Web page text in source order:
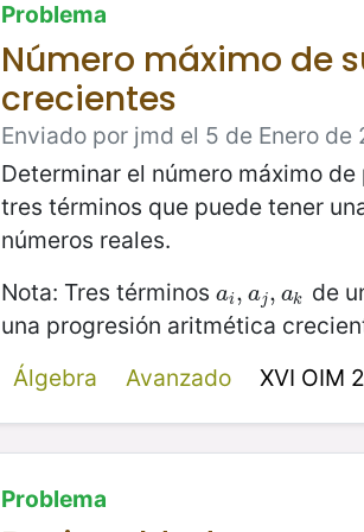
Problema
Número máximo de
crecientes
Enviado por jmd el 5 de Enero de
Determinar el número máximo
tres términos que puede tener
números reales.
Nota: Tres términos ai, aj, ak
ai,aj,a k
de
una progresión aritmética
Álgebra
Avanzado XVI OIM
Problema